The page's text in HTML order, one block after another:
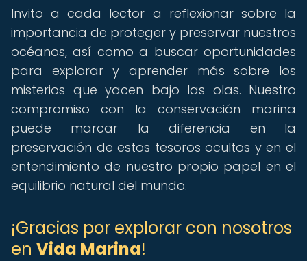
Invito a cada lector a reflexionar sobre la
importancia de proteger y preservar nuestros
océanos, así como a buscar oportunidades
para explorar y aprender más sobre los
misterios que yacen bajo las olas. Nuestro
compromiso con la conservación marina
puede marcar la diferencia en la
preservación de estos tesoros ocultos y en el
entendimiento de nuestro propio papel en el
equilibrio natural del mundo.
¡Gracias por explorar con nosotros
en Vida Marina!